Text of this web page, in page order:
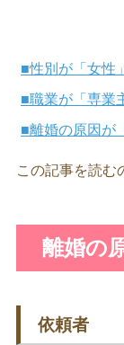
性別が「女性
職業が「専業
離婚の原因が
この記事を読む
離婚の
依頼者